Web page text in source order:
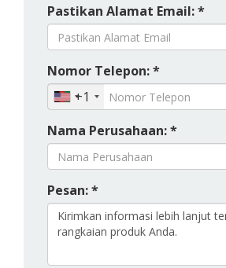
Pastikan Alamat Email: *
Nomor Telepon: *
+1
Nama Perusahaan: *
Pesan: *